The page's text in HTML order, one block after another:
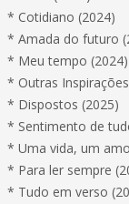
* Cotidiano (2024)
* Amada do futuro
* Meu tempo (2024)
* Outras
* Dispostos (2025)
* Sentimento de
* Uma vida, um
* Para ler sempre
* Tudo em verso